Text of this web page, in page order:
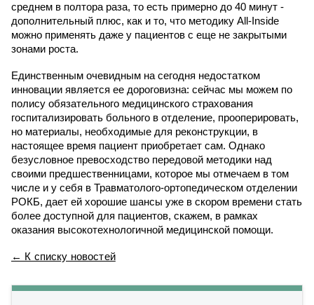
среднем в полтора раза, то есть примерно до 40 минут -
дополнительный плюс, как и то, что методику All-Inside
можно применять даже у пациентов с еще не закрытыми
зонами роста.
Единственным очевидным на сегодня недостатком
инновации является ее дороговизна: сейчас мы можем по
полису обязательного медицинского страхования
госпитализировать больного в отделение, прооперировать,
но материалы, необходимые для реконструкции, в
настоящее время пациент приобретает сам. Однако
безусловное превосходство передовой методики над
своими предшественницами, которое мы отмечаем в том
числе и у себя в Травматолого-ортопедическом отделении
РОКБ, дает ей хорошие шансы уже в скором времени стать
более доступной для пациентов, скажем, в рамках
оказания высокотехнологичной медицинской помощи.
← К списку новостей